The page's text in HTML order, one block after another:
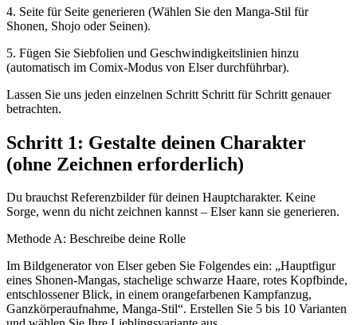
4. Seite für Seite generieren (Wählen Sie den Manga-Stil für
Shonen, Shojo oder Seinen).
5. Fügen Sie Siebfolien und Geschwindigkeitslinien hinzu
(automatisch im Comix-Modus von Elser durchführbar).
Lassen Sie uns jeden einzelnen Schritt Schritt für Schritt genauer
betrachten.
Schritt 1: Gestalte deinen Charakter
(ohne Zeichnen erforderlich)
Du brauchst Referenzbilder für deinen Hauptcharakter. Keine
Sorge, wenn du nicht zeichnen kannst – Elser kann sie generieren.
Methode A: Beschreibe deine Rolle
Im Bildgenerator von Elser geben Sie Folgendes ein: „Hauptfigur
eines Shonen-Mangas, stachelige schwarze Haare, rotes Kopfbinde,
entschlossener Blick, in einem orangefarbenen Kampfanzug,
Ganzkörperaufnahme, Manga-Stil“. Erstellen Sie 5 bis 10 Varianten